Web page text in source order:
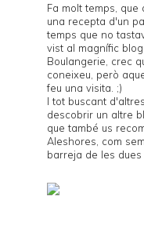
Fa molt temps,
una recepta d'un
temps que no
vist al magnífic
Boulangerie , crec
coneixeu, però
feu una visita. ;)
I tot buscant
descobrir un altre
que també us
Aleshores, com
barreja de les